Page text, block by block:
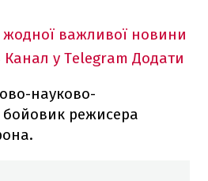
жодної важливої новини
Канал у Telegram Додати
науково-
режисера